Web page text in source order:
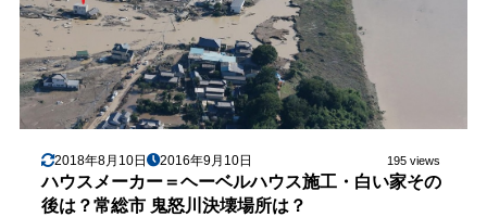
2018年8月10日 2016年9月10日 195 views
ハウスメーカー＝ヘーベルハウス施工・白い家その
後は？常総市 鬼怒川決壊場所は？